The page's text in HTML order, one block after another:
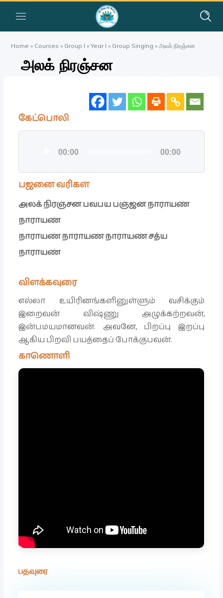
Home » Courses » Group I »Year I » Group Singing »அலக் நிரஞ்சன
அலக் நிரஞ்சன
கேட்பொலி
00:00 00:00
பஜனை வரிகள்
அலக் நிரஞ்சன பவபய பஞ்ஜன நாராயண்
நாராயண்
நாராயண் நாராயண் நாராயண் சத்ய
நாராயண்
விளக்கவுரை
எல்லா உயிரினங்களினுள்ளும் வசிக்கும்
இறைவன் விஷ்ணு அழுக்கற்றவன்,
இன்பமயமானவன். அவனே, பிறப்பு இறப்பு
ஆகிய பிறவி பயத்தைப் போக்குபவன்.
காணொளி
பதவுரை